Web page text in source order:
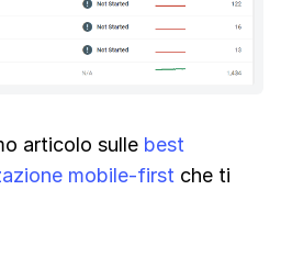
articolo sulle best
mobile-first che ti